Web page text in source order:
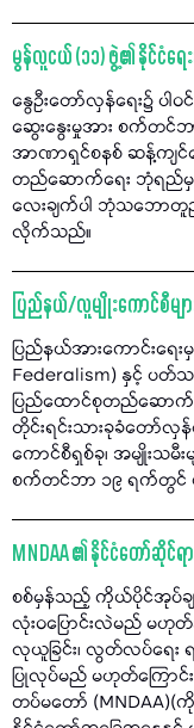
မွန်လူငယ် (၁၁) ဖွဲ့၏ နိုင်ငံရ
နွေဦးတော်လှန်ရေး၌ ပါ
ဆွေးနွေးမှုအား စက်တင်
အာဏာရှင်စနစ် ဆန့်ကျင်
တည်ဆောက်ရေး ဘုံရည်မှန်
လေးချက်ပါ ဘုံသဘော
လိုက်သည်။
ပြည်နယ်/လူမျိုးကောင်စီမ
ပြည်နယ်အားကောင်းရေး
Federalism) နှင့်
ပြည်ထောင်စုတည်ဆောက်
တိုင်းရင်းသားခုခံတော်လှ
ကောင်စီရှစ်ခု၊ အမျိုးသမီး
စက်တင်ဘာ ၁၉ ရက်တွ
MNDAA ၏ နိုင်ငံတော်ဆိုင်
စစ်မှန်သည့် ကိုယ်ပိုင်အုပ်ခ
လုံးဝပြောင်းလဲမည် မဟု
လုယူခြင်း၊ လွတ်လပ်ရေး
ပြုလုပ်မည် မဟုတ်ကြောင်
တပ်မတော်